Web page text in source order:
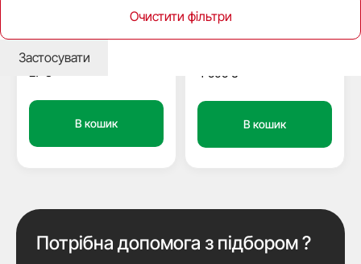
Очистити фільтри
Застосувати
Заготовка ключа GT7BP
27 ₴
В кошик
Ключ Iveco Daily, 433Mhz,
4 505 ₴
В кошик
Потрібна допомога з підбором ?